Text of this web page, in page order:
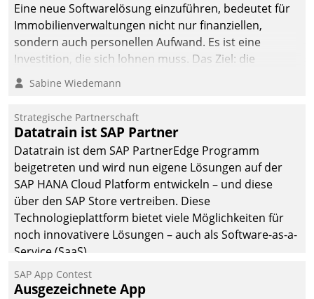
Eine neue Softwarelösung einzuführen, bedeutet für
Immobilienverwaltungen nicht nur finanziellen,
sondern auch personellen Aufwand. Es ist eine
Investition, die sich lohnen muss. Das Ziel: die
nachhaltige Optimierung der Geschäftsabläufe. Damit
dieses Ziel erreicht wird, sollten einige Grundregeln
Sabine Wiedemann
Strategische Partnerschaft
Datatrain ist SAP Partner
Datatrain ist dem SAP PartnerEdge Programm
beigetreten und wird nun eigene Lösungen auf der
SAP HANA Cloud Platform entwickeln – und diese
über den SAP Store vertreiben. Diese
Technologieplattform bietet viele Möglichkeiten für
noch innovativere Lösungen – auch als Software-as-a-
Service (SaaS).
SAP App Contest
Ausgezeichnete App